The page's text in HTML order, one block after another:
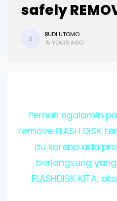
safely
B
BUDI UTOMO
15 YEARS AGO
Pernah ngalamin
remove FLASH DISK
itu karena ada
berlangsung
FLASHDISK KITA,